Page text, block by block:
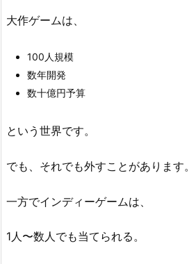
大作ゲームは、
100人規模
数年開発
数十億円予算
という世界です。
でも、それでも外すことがあります。
一方でインディーゲームは、
1人〜数人でも当てられる。